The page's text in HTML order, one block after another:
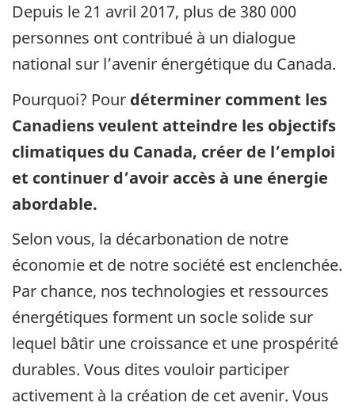
Depuis le 21 avril 2017, plus de 380 000
personnes ont contribué à un dialogue
national sur l’avenir énergétique du Canada.
Pourquoi? Pour déterminer comment les
Canadiens veulent atteindre les objectifs
climatiques du Canada, créer de l’emploi
et continuer d’avoir accès à une énergie
abordable.
Selon vous, la décarbonation de notre
économie et de notre société est enclenchée.
Par chance, nos technologies et ressources
énergétiques forment un socle solide sur
lequel bâtir une croissance et une prospérité
durables. Vous dites vouloir participer
activement à la création de cet avenir. Vous